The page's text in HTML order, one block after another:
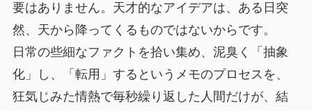
要はありません。天才的なアイデアは、ある日突
然、天から降ってくるものではないからです。
日常の些細なファクトを拾い集め、泥臭く「抽象
化」し、「転用」するというメモのプロセスを、
狂気じみた情熱で毎秒繰り返した人間だけが、結